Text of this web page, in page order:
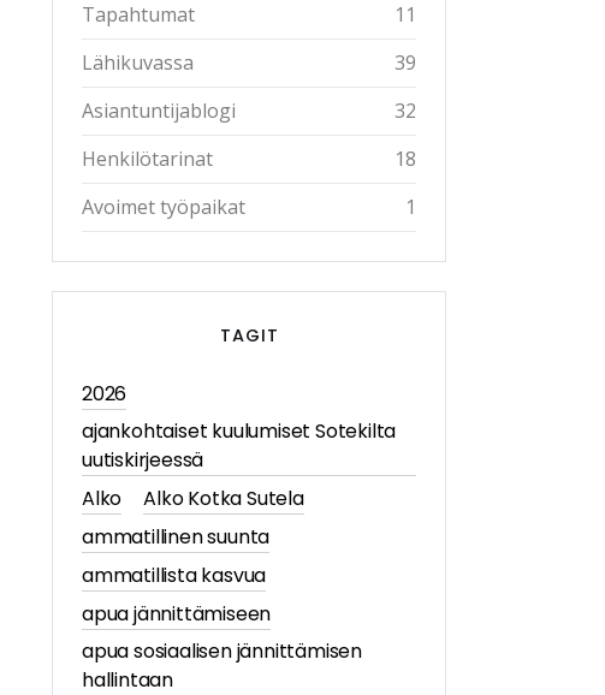
Tapahtumat
11
Lähikuvassa
39
Asiantuntijablogi
32
Henkilötarinat
18
Avoimet työpaikat
1
TAGIT
2026
ajankohtaiset kuulumiset Sotekilta
uutiskirjeessä
Alko
Alko Kotka Sutela
ammatillinen suunta
ammatillista kasvua
apua jännittämiseen
apua sosiaalisen jännittämisen
hallintaan